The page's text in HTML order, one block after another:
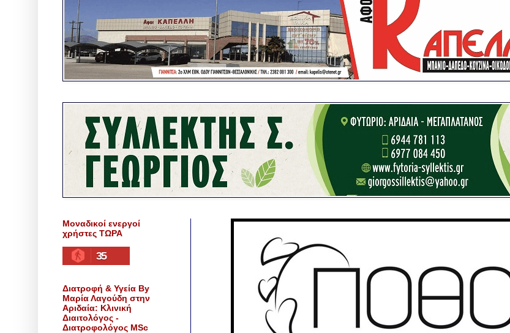
Μοναδικοί ενεργοί
χρήστες ΤΩΡΑ
35
Διατροφή & Υγεία By
Μαρία Λαγούδη στην
Αριδαία: Κλινική
Διαιτολόγος -
Διατροφολόγος MSc